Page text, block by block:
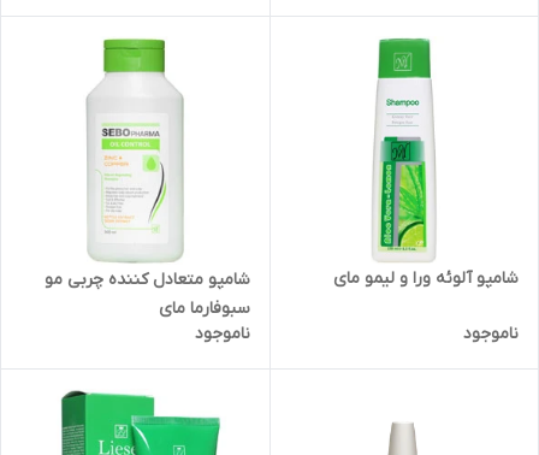
شامپو آلوئه ورا و لیمو مای
ناموجود
شامپو متعادل کننده چربی مو
سبوفارما مای
ناموجود